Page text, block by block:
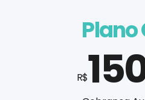
Plano
R$